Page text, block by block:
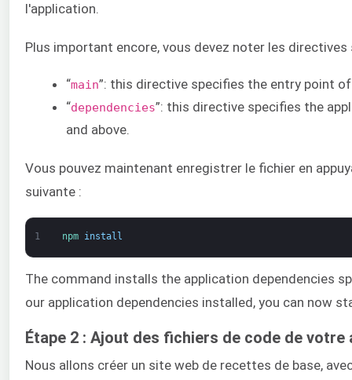
l'application.
Plus important encore, vous devez noter les
“main”: this directive specifies the entry point
“dependencies”: this directive specifies the
and above.
Vous pouvez maintenant enregistrer le fichier en
suivante :
1 npm install
The command installs the application dependencies
our application dependencies installed, you can now
Étape 2 : Ajout des fichiers de code de votre
Nous allons créer un site web de recettes de base,